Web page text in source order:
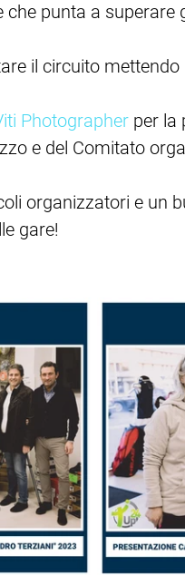
che punta a superare
il circuito mettendo
Photographer per la
e del Comitato
organizzatori e un
gare!